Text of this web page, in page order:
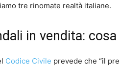
tre rinomate realtà italiane.
in vendita:
Codice Civile prevede che “il